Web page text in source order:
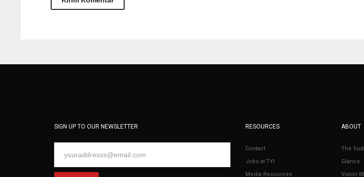
SIGN UP TO OUR NEWSLETTER RESOURCES
Contact
Jobs at TYI
Media Resources
ABOUT
The
Glance
Vision